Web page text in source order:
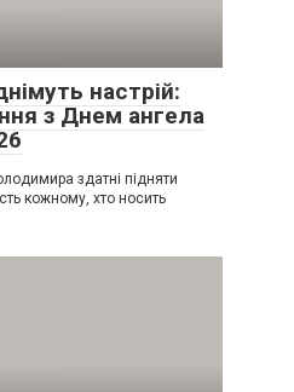
настрій:
з Днем ангела
здатні підняти
кожному, хто носить